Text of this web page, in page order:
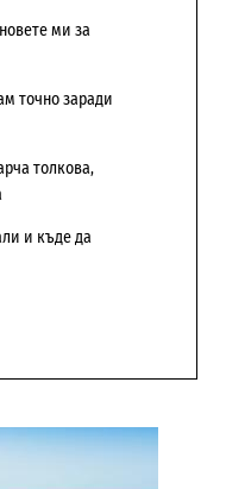
ми за
точно заради
толкова,
и къде да